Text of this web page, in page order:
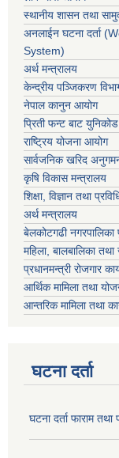
स्थानीय शासन तथा
अनलाईन घटना दर्ता
System)
अर्थ मन्त्रालय
केन्द्रीय पञ्जिकरण
नेपाल कानुन आयोग
प्रिती फन्ट बाट
राष्ट्रिय योजना आयोग
सार्वजनिक खरिद
कृषि विकास मन्त्रालय
शिक्षा, विज्ञान तथा
अर्थ मन्त्रालय
बेलकोटगढी नगरपालिका
महिला, बालबालिका
प्रधानमन्त्री रोजगार
आर्थिक मामिला तथा
आन्तरिक मामिला तथा
घटना दर्ता
घटना दर्ता फाराम